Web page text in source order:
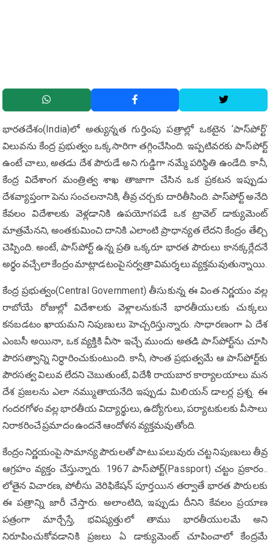
భారతదేశం(India)లో అత్యున్నత గుర్తింపు పత్రాల్లో ఒకటైన ‘పాస్‌పోర్ట్’
విలువను కేంద్ర ప్రభుత్వం ఒక్కసారిగా తగ్గించేసింది. ఇప్పటివరకు పాస్‌పోర్ట్
ఉంటే చాలు, అతడు దేశ పౌరుడే అని గుడ్డిగా నమ్మే పరిస్థితి ఉండేది. కానీ,
కేంద్ర విదేశాంగ మంత్రిత్వ శాఖ తాజాగా చేసిన ఒక ప్రకటన ఇప్పుడు
దేశవ్యాప్తంగా పెను సంచలనానికి, తీవ్ర చర్చకు దారితీసింది. పాస్‌పోర్ట్ అనేది
కేవలం విదేశాలకు వెళ్లడానికి ఉపయోగపడే ఒక ట్రావెల్ డాక్యుమెంట్
మాత్రమేనని, అంతకుమించి దానికి ఎలాంటి ప్రాధాన్యత లేదని కేంద్రం తేల్చి
చెప్పింది. అంటే, పాస్‌పోర్ట్ ఉన్న ప్రతి ఒక్కరూ భారత పౌరులు కానక్కర్లేదనే
అర్థం వచ్చేలా కేంద్రం మాట్లాడటంపై సర్వత్రా విమర్శలు వ్యక్తమవుతున్నాయి.
కేంద్ర ప్రభుత్వం(Central Government) తీసుకున్న ఈ వింత‌ నిర్ణయం వల్ల
రాబోయే రోజుల్లో విదేశాలకు వెళ్లాలనుకునే భారతీయులకు చుక్కలు
కనబడటం ఖాయమని నిపుణులు హెచ్చరిస్తున్నారు. సాధారణంగా ఏ దేశ
ఎంబసీ అయినా, ఒక వ్యక్తికి వీసా ఇచ్చే ముందు అతడి పాస్‌పోర్ట్‌ను చూసి
పౌరసత్వాన్ని నిర్ధారించుకుంటుంది. కానీ, సొంత ప్రభుత్వమే ఆ పాస్‌పోర్ట్‌కు
పౌరసత్వ విలువ లేదని చెబుతుంటే, విదేశీ రాయబార కార్యాలయాలు మన
దేశ ప్రజలను ఎలా నమ్ముతాయనేది ఇప్పుడు మిలియన్ డాలర్ల ప్రశ్న. ఈ
గందరగోళం వల్ల భారతీయ విద్యార్థులు, ఉద్యోగులు, పర్యాటకులకు వీసాలు
నిరాకరించే ప్రమాదం ఉందనే ఆందోళన వ్యక్తమవుతోంది.
కేంద్రం నిర్ణయంపై సామాన్య పౌరులతో పాటు పలువురు చట్ట నిపుణులు తీవ్ర
ఆగ్రహం వ్యక్తం చేస్తున్నారు. 1967 పాస్‌పోర్ట్(Passport) చట్టం ప్రకారం..
లోతైన విచారణ, పోలీసు వెరిఫికేషన్ పూర్తయిన తర్వాతే భారత పౌరులకు
ఈ పత్రాన్ని జారీ చేస్తారు. అలాంటిది, ఇప్పుడు దీనిని కేవలం ప్రయాణ
పత్రంగా మార్చేస్తే, భవిష్యత్తులో తాము భారతీయులమే అని
నిరూపించుకోవడానికి ప్రజలు ఏ డాక్యుమెంట్ చూపించాలో కేంద్రమే